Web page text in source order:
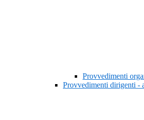
Provvedimenti
Provvedimenti dirigenti -